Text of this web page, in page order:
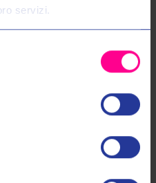
servizi.
Sena
INTERFONI SF1 DOPPIO
esclusive e uno
tuo primo acquisto!
dati personali nel modo e per gli
sulla